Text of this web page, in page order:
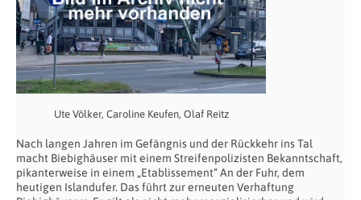
Ute Völker, Caroline Keufen, Olaf Reitz
Nach langen Jahren im Gefängnis und der Rückkehr ins Tal
macht Biebighäuser mit einem Streifenpolizisten Bekanntschaft,
pikanterweise in einem „Etablissement“ An der Fuhr, dem
heutigen Islandufer. Das führt zur erneuten Verhaftung